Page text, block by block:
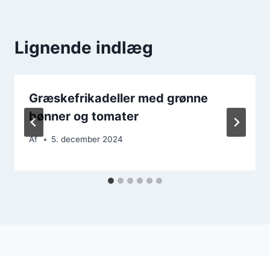
Lignende indlæg
Græskefrikadeller med grønne
bønner og tomater
Af 5. december 2024